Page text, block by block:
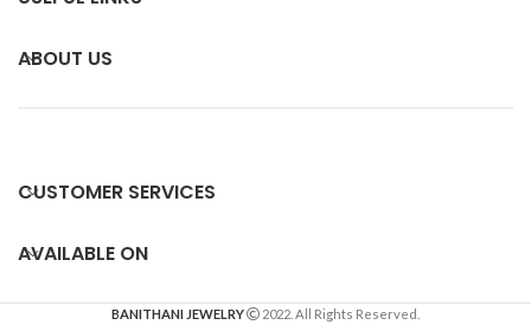
ABOUT US
CUSTOMER SERVICES
AVAILABLE ON
BANITHANI JEWELRY 2022. All Rights Reserved.